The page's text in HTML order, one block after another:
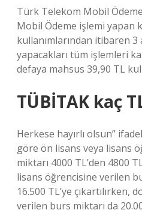
Türk Telekom Mobil
Mobil Ödeme işlemi yapan
kullanımlarından itibaren 3
yapacakları tüm işlemleri
defaya mahsus 39,90 TL
TÜBİTAK kaç
Herkese hayırlı olsun”
göre ön lisans veya lisans
miktarı 4000 TL’den 4800
lisans öğrencisine verilen
16.500 TL’ye çıkartılırken,
verilen burs miktarı da